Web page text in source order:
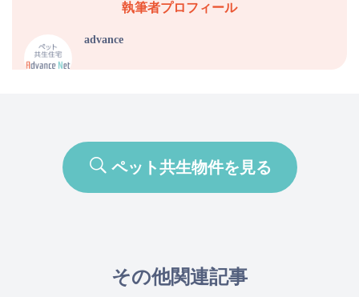
執筆者プロフィール
advance
ペット共生物件を見る
その他関連記事